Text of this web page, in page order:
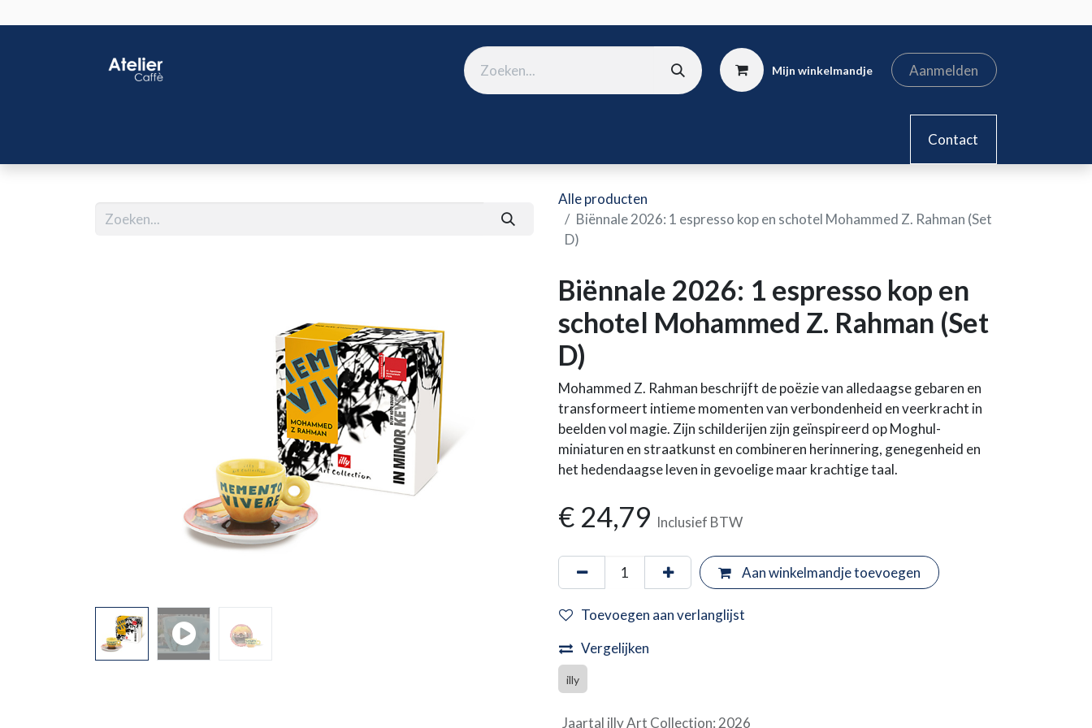
Mijn winkelmandje Aanmelden
Contact
Alle producten
Biënnale 2026: 1 espresso kop en schotel Mohammed Z. Rahman (Set
D)
Biënnale 2026: 1 espresso kop en
schotel Mohammed Z. Rahman (Set
D)
Mohammed Z. Rahman beschrijft de poëzie van alledaagse gebaren en
transformeert intieme momenten van verbondenheid en veerkracht in
beelden vol magie. Zijn schilderijen zijn geïnspireerd op Moghul-
miniaturen en straatkunst en combineren herinnering, genegenheid en
het hedendaagse leven in gevoelige maar krachtige taal.
€ 24,79 Inclusief BTW
Aan winkelmandje toevoegen
Toevoegen aan verlanglijst
Vergelijken
illy
Jaartal illy Art Collection: 2026